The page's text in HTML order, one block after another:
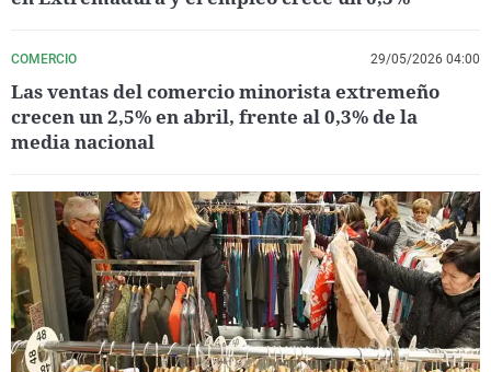
COMERCIO 29/05/2026 04:00
Las ventas del comercio minorista extremeño
crecen un 2,5% en abril, frente al 0,3% de la
media nacional